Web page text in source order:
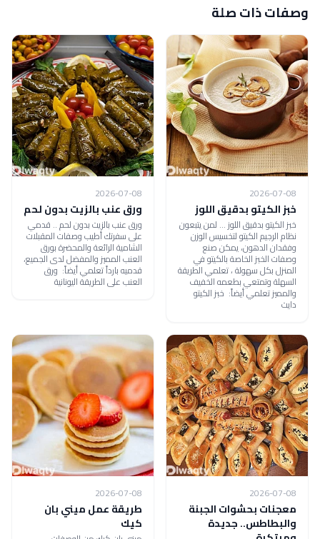
وصفات ذات صلة
2026-07-08
خبز الكيتو بدقيق اللوز
خبز الكيتو بدقيق اللوز ... لمن يتبعون
نظام الرجيم الكيتو لتخسيس الوزن
وفقدان الدهون، يمكن صنع
وصفات الخبز الخاصة بالكيتو في
المنزل بكل سهولة ، تعلمي الطريقة
السهلة وتمتعي بطعمه الخفيف
والمميز تعلمي أيضاً: خبز الكيتو
دايت
2026-07-08
ورق عنب بالزيت بدون لحم
ورق عنب بالزيت بدون لحم .. قدمي
على سفرتك أطيب وصفات المقبلات
الشامية الرائعة والمحضرة بورق
العنب المميز والمفضل لدى الجميع،
قدميه بارداً تعلمي أيضاً: ورق
العنب على الطريقة اليونانية
2026-07-08
معجنات بحشوات الجبنة
والبطاطس.. جديدة
2026-07-08
طريقة عمل ميني بان
كيك